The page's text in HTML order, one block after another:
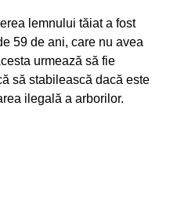
lemnului tăiat a fost
59 de ani, care nu avea
urmează să fie
să stabilească dacă este
ilegală a arborilor.